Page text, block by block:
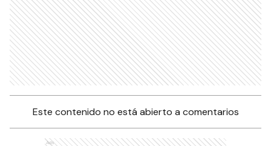
Este contenido no está abierto a comentarios
Ads